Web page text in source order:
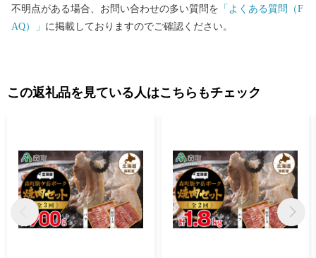
不明点がある場合、お問い合わせの多い質問を 「よくある質問（F
AQ）」 に掲載しておりますのでご確認ください。
この返礼品を見ている人はこちらもチェック